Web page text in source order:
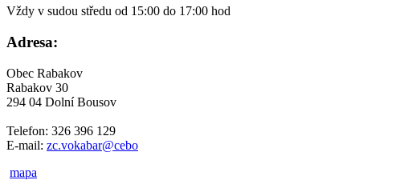
Vždy v sudou středu od 15:00 do 17:00 hod
Adresa:
Obec Rabakov
Rabakov 30
294 04 Dolní Bousov
Telefon: 326 396 129
E-mail: zc.vokabar@cebo
mapa